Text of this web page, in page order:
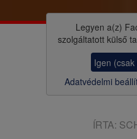
n
i
o Legyen a(z)
szolgáltatott külső
Igen (csak
Adatvédelmi
ÍRTA: